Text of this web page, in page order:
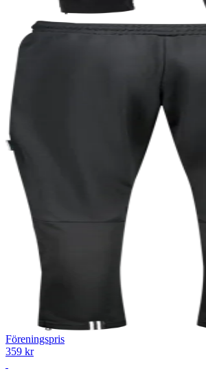
Föreningspris
359 kr